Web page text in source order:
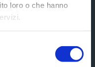
loro o che hanno